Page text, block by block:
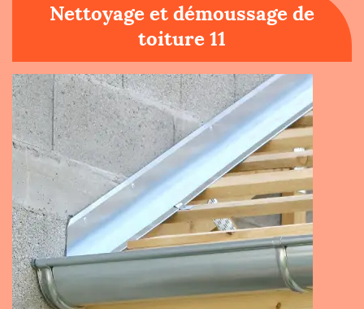
Nettoyage et démoussage de
toiture 11